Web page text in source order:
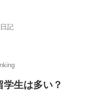
記
学生は多い？